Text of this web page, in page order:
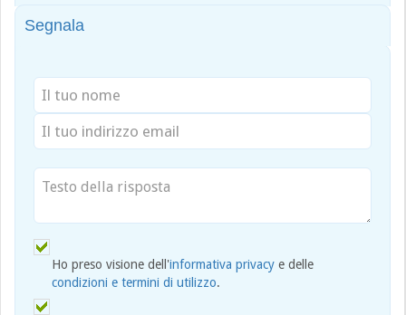
Segnala
Ho preso visione dell'informativa privacy e delle
condizioni e termini di utilizzo.